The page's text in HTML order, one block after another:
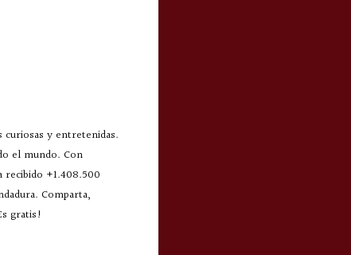
y entretenidas.
el mundo. Con
recibido +1.408.500
Comparta,
gratis!